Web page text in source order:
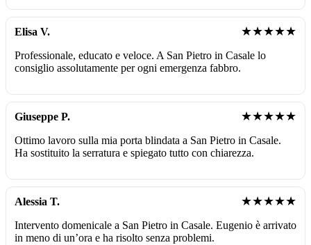
Elisa V. ★★★★★
Professionale, educato e veloce. A San Pietro in Casale lo
consiglio assolutamente per ogni emergenza fabbro.
Giuseppe P. ★★★★★
Ottimo lavoro sulla mia porta blindata a San Pietro in Casale.
Ha sostituito la serratura e spiegato tutto con chiarezza.
Alessia T. ★★★★★
Intervento domenicale a San Pietro in Casale. Eugenio è arrivato
in meno di un’ora e ha risolto senza problemi.